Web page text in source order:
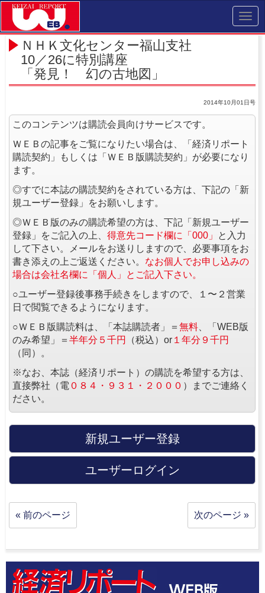
ＮＨＫ文化センター福山支社
10／26に特別講座
「発見！ 幻の古地図」
2014年10月01日号
このコンテンツは購読会員向けサービスです。
ＷＥＢの記事をご覧になりたい場合は、「経済リポート
購読契約」もしくは「ＷＥＢ版購読契約」が必要になり
ます。
◎すでに本誌の購読契約をされている方は、下記の「新
規ユーザー登録」をお願いします。
◎ＷＥＢ版のみの購読希望の方は、下記「新規ユーザー
登録」をご記入の上、 得意先コード欄に「000」
と入力
して下さい。メールをお送りしますので、必要事項をお
書き添えの上ご返送ください。 なお個人でお申し込みの
場合は会社名欄に「個人」とご記入下さい。
○ユーザー登録後事務手続きをしますので、１〜２営業
日で閲覧できるようになります。
○ＷＥＢ版購読料は、「本誌購読者」＝ 無料 、「WEB版
のみ希望」＝ 半年分５千円 （税込）or １年分９千円
（同）。
※なお、本誌（経済リポート）の購読を希望する方は、
直接弊社（電 ０８４・９３１・２０００ ）までご連絡く
ださい。
新規ユーザー登録
ユーザーログイン
« 前のページ 次のページ »